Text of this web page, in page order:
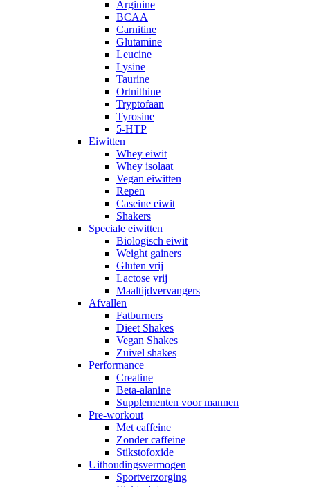
Arginine
BCAA
Carnitine
Glutamine
Leucine
Lysine
Taurine
Ortnithine
Tryptofaan
Tyrosine
5-HTP
Eiwitten
Whey eiwit
Whey isolaat
Vegan eiwitten
Repen
Caseine eiwit
Shakers
Speciale eiwitten
Biologisch eiwit
Weight gainers
Gluten vrij
Lactose vrij
Maaltijdvervangers
Afvallen
Fatburners
Dieet Shakes
Vegan Shakes
Zuivel shakes
Performance
Creatine
Beta-alanine
Supplementen voor mannen
Pre-workout
Met caffeine
Zonder caffeine
Stikstofoxide
Uithoudingsvermogen
Sportverzorging